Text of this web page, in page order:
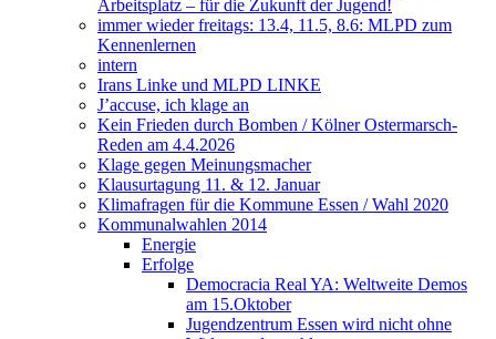
Arbeitsplatz – für die Zukunft der Jugend!
immer wieder freitags: 13.4, 11.5, 8.6: MLPD zum
Kennenlernen
intern
Irans Linke und MLPD LINKE
J’accuse, ich klage an
Kein Frieden durch Bomben / Kölner Ostermarsch-
Reden am 4.4.2026
Klage gegen Meinungsmacher
Klausurtagung 11. & 12. Januar
Klimafragen für die Kommune Essen / Wahl 2020
Kommunalwahlen 2014
Energie
Erfolge
Democracia Real YA: Weltweite Demos
am 15.Oktober
Jugendzentrum Essen wird nicht ohne